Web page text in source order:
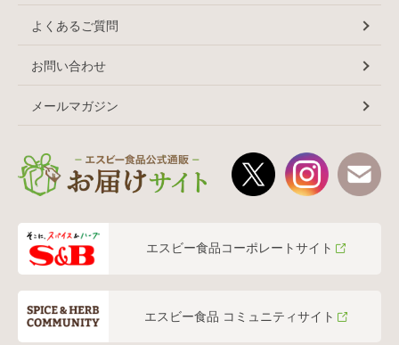
よくあるご質問
お問い合わせ
メールマガジン
エスビー食品コーポレートサイト
エスビー食品 コミュニティサイト